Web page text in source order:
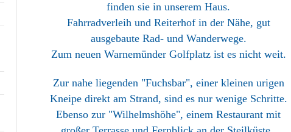
finden sie in unserem Haus.
Fahrradverleih und Reiterhof in der Nähe, gut
ausgebaute Rad- und Wanderwege.
Zum neuen Warnemünder Golfplatz ist es nicht weit.
Zur nahe liegenden "Fuchsbar", einer kleinen urigen
Kneipe direkt am Strand, sind es nur wenige Schritte.
Ebenso zur "Wilhelmshöhe", einem Restaurant mit